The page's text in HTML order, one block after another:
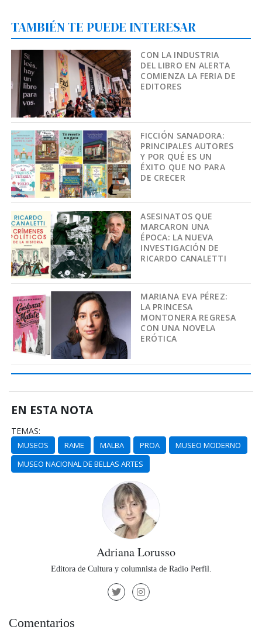
TAMBIÉN TE PUEDE INTERESAR
CON LA INDUSTRIA
DEL LIBRO EN ALERTA
COMIENZA LA FERIA DE
EDITORES
FICCIÓN SANADORA:
PRINCIPALES AUTORES
Y POR QUÉ ES UN
ÉXITO QUE NO PARA
DE CRECER
ASESINATOS QUE
MARCARON UNA
ÉPOCA: LA NUEVA
INVESTIGACIÓN DE
RICARDO CANALETTI
MARIANA EVA PÉREZ:
LA PRINCESA
MONTONERA REGRESA
CON UNA NOVELA
ERÓTICA
EN ESTA NOTA
TEMAS:
MUSEOS RAME MALBA PROA
MUSEO MODERNO
MUSEO NACIONAL DE BELLAS ARTES
Adriana Lorusso
Editora de Cultura y columnista de Radio Perfil.
Comentarios